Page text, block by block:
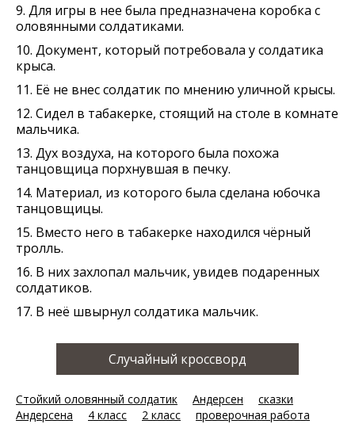
9. Для игры в нее была предназначена коробка с
оловянными солдатиками.
10. Документ, который потребовала у солдатика
крыса.
11. Её не внес солдатик по мнению уличной крысы.
12. Сидел в табакерке, стоящий на столе в комнате
мальчика.
13. Дух воздуха, на которого была похожа
танцовщица порхнувшая в печку.
14. Материал, из которого была сделана юбочка
танцовщицы.
15. Вместо него в табакерке находился чёрный
тролль.
16. В них захлопал мальчик, увидев подаренных
солдатиков.
17. В неё швырнул солдатика мальчик.
Случайный кроссворд
Стойкий оловянный солдатик Андерсен
сказки
Андерсена
4 класс 2 класс проверочная работа